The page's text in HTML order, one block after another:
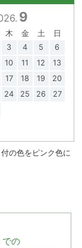
9
木 金 土
日
3 4 5
6
10 11 12
13
17 18 19
20
24 25 26
27
の色をピンク色に
での